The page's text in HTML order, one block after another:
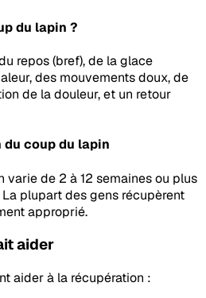
du lapin ?
repos (bref), de la glace
des mouvements doux, de
de la douleur, et un retour
du coup du lapin
varie de 2 à 12 semaines ou plus
plupart des gens récupèrent
approprié.
aider
aider à la récupération :